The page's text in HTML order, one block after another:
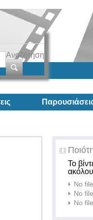
Αναζήτηση
Το
No
No
No